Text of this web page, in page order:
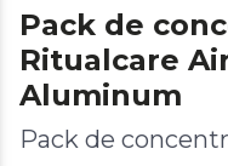
Pack de
Ritualcare
Aluminum
Pack de